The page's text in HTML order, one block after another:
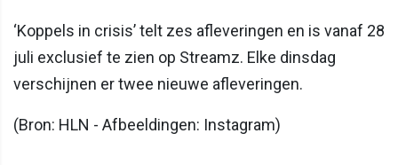
‘Koppels in crisis’ telt zes afleveringen en is vanaf 28
juli exclusief te zien op Streamz. Elke dinsdag
verschijnen er twee nieuwe afleveringen.
(Bron: HLN - Afbeeldingen: Instagram)